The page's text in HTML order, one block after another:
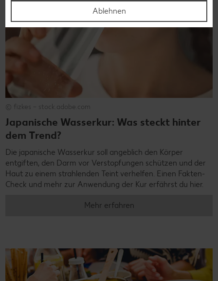
© fizkes – stock.adobe.com
Japanische Wasserkur: Was steckt hinter
dem Trend?
Die japanische Wasserkur soll angeblich den Körper
entgiften, den Darm vor Verstopfungen schützen und der
Haut zu einem strahlenden Teint verhelfen. Einen Fakten-
Check und mehr zur Anwendung der Kur erfährst du hier.
Mehr erfahren
Ablehnen